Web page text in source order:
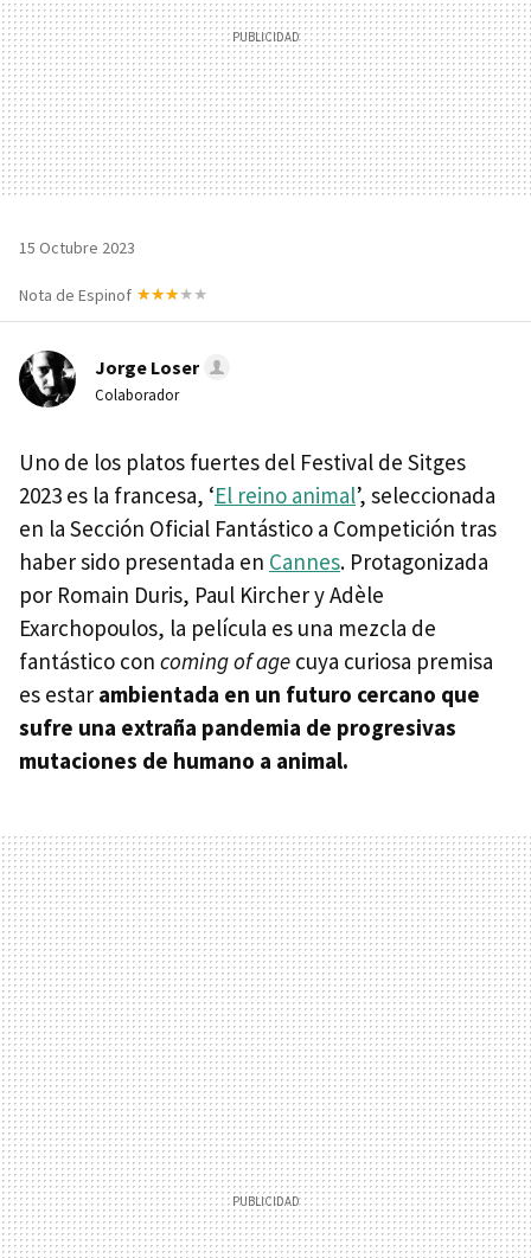
15 Octubre 2023
Nota de Espinof
Jorge Loser
Colaborador
Uno de los platos fuertes del Festival de Sitges
2023 es la francesa, ‘El reino animal’, seleccionada
en la Sección Oficial Fantástico a Competición tras
haber sido presentada en Cannes. Protagonizada
por Romain Duris, Paul Kircher y Adèle
Exarchopoulos, la película es una mezcla de
fantástico con coming of age cuya curiosa premisa
es estar ambientada en un futuro cercano que
sufre una extraña pandemia de progresivas
mutaciones de humano a animal.